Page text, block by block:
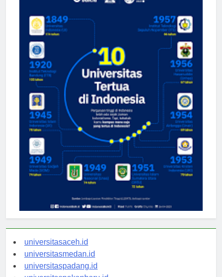
universitasaceh.id
universitasmedan.id
universitaspadang.id